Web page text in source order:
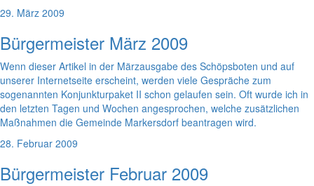
29. März 2009
Bürgermeister März 2009
Wenn dieser Artikel in der Märzausgabe des Schöpsboten und auf
unserer Internetseite erscheint, werden viele Gespräche zum
sogenannten Konjunkturpaket II schon gelaufen sein. Oft wurde ich in
den letzten Tagen und Wochen angesprochen, welche zusätzlichen
Maßnahmen die Gemeinde Markersdorf beantragen wird.
28. Februar 2009
Bürgermeister Februar 2009